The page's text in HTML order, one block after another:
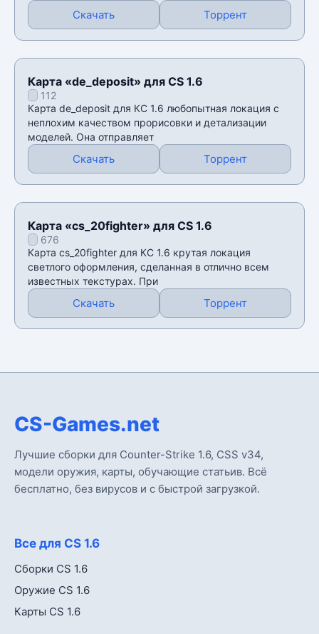
Скачать Торрент
Карта «de_deposit» для CS 1.6
112
Карта de_deposit для КС 1.6 любопытная локация с
неплохим качеством прорисовки и детализации
моделей. Она отправляет
Скачать Торрент
Карта «cs_20fighter» для CS 1.6
676
Карта cs_20fighter для КС 1.6 крутая локация
светлого оформления, сделанная в отлично всем
известных текстурах. При
Скачать Торрент
CS-Games.net
Лучшие сборки для Counter-Strike 1.6, CSS v34,
модели оружия, карты, обучающие статьив. Всё
бесплатно, без вирусов и с быстрой загрузкой.
Все для CS 1.6
Сборки CS 1.6
Оружие CS 1.6
Карты CS 1.6